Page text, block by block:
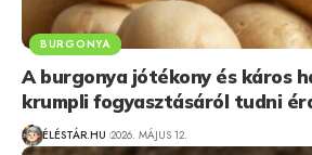
BURGONYA
A burgonya jótékony és káros
krumpli fogyasztásáról tudni
ÉLÉSTÁR.HU 2026. MÁJUS 12.